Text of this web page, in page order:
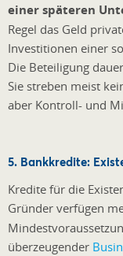
einer späteren
Regel das Geld
Investitionen einer
Die Beteiligung
Sie streben meist
aber Kontroll- und
5. Bankkredite:
Kredite für die
Gründer verfügen
überzeugender